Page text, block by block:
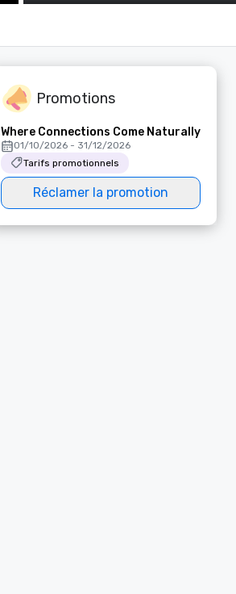
Promotions
Where Connections Come Naturally
01/10/2026 - 31/12/2026
Tarifs promotionnels
Réclamer la promotion